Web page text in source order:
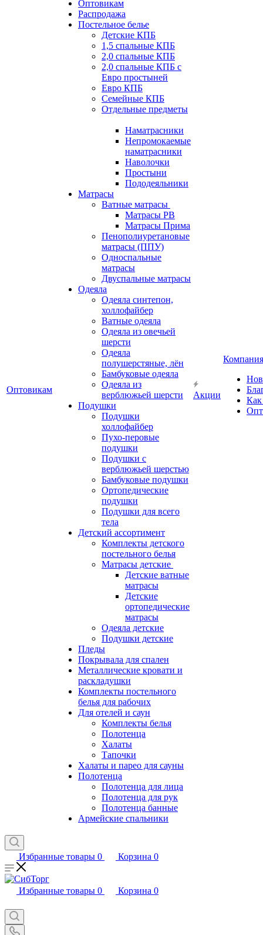
Оптовикам
Оптовикам
Распродажа
Постельное белье
Детские КПБ
1,5 спальные КПБ
2,0 спальные КПБ
2,0 спальные КПБ с
Евро простыней
Евро КПБ
Семейные КПБ
Отдельные предметы
Наматрасники
Непромокаемые
наматрасники
Наволочки
Простыни
Пододеяльники
Матрасы
Ватные матрасы
Матрасы РВ
Матрасы Прима
Пенополиуретановые
матрасы (ППУ)
Односпальные
матрасы
Двуспальные матрасы
Одеяла
Одеяла синтепон,
холлофайбер
Ватные одеяла
Одеяла из овечьей
шерсти
Одеяла
полушерстяные, лён
Бамбуковые одеяла
Одеяла из
верблюжьей шерсти
Подушки
Подушки
холлофайбер
Пухо-перовые
подушки
Подушки с
верблюжьей шерстью
Бамбуковые подушки
Ортопедические
подушки
Подушки для всего
тела
Детский ассортимент
Комплекты детского
постельного белья
Матрасы детские
Детские ватные
матрасы
Детские
ортопедические
матрасы
Одеяла детские
Подушки детские
Пледы
Покрывала для спален
Металлические кровати и
раскладушки
Комплекты постельного
белья для рабочих
Для отелей и саун
Комплекты белья
Полотенца
Халаты
Тапочки
Халаты и парео для сауны
Полотенца
Полотенца для лица
Полотенца для рук
Полотенца банные
Армейские спальники
Акции
Компания
Как
Избранные товары 0 Корзина 0
Избранные товары 0 Корзина 0